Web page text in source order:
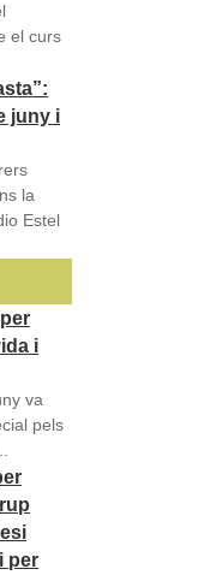
el curs
juny i
la
Estel
i
va
pels
per